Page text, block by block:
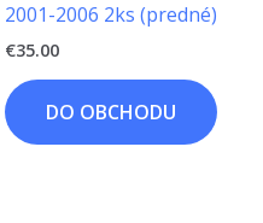
2001-2006 2ks (predné)
€35.00
DO OBCHODU